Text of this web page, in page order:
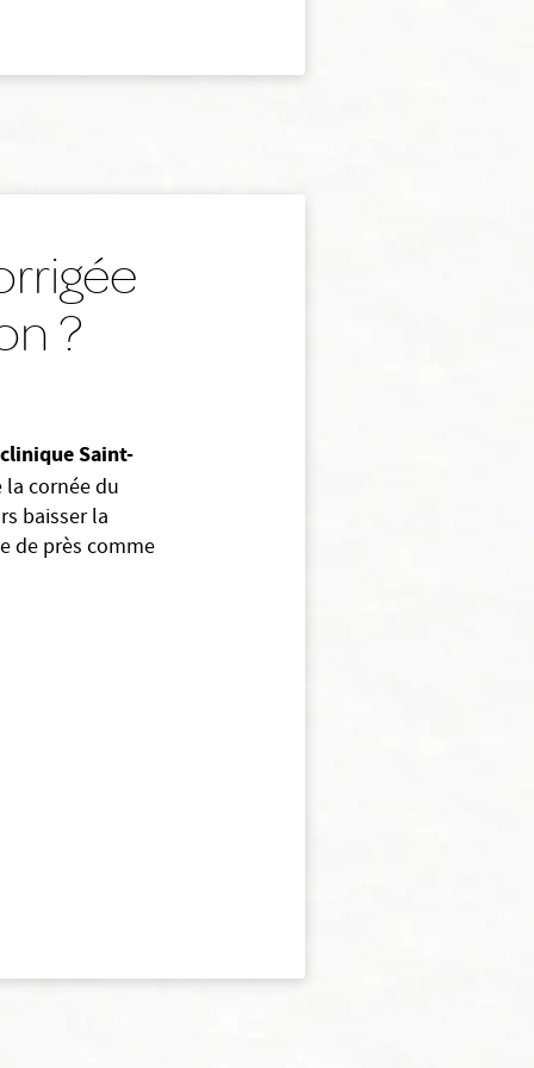
?
Saint-
cornée du
baisser la
de près comme